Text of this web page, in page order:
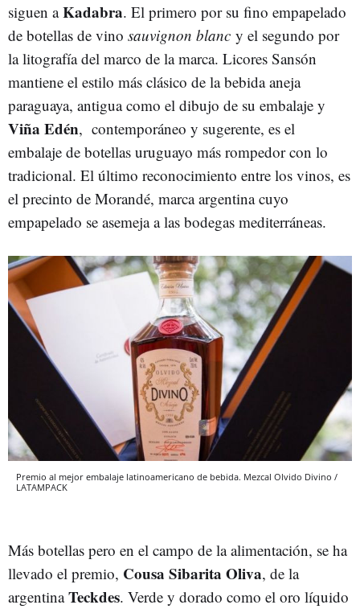
siguen aKadabra. El primero por su fino empapelado
de botellas de vino sauvignon blanc y el segundo por
la litografía del marco de la marca. Licores Sansón
mantiene el estilo más clásico de la bebida aneja
paraguaya, antigua como el dibujo de su embalaje y
Viña Edén, contemporáneo y sugerente, es el
embalaje de botellas uruguayo más rompedor con lo
tradicional. El último reconocimiento entre los vinos, es
el precinto de Morandé, marca argentina cuyo
empapelado se asemeja a las bodegas mediterráneas.
Premio al mejor embalaje latinoamericano de bebida. Mezcal Olvido Divino /
LATAMPACK
Más botellas pero en el campo de la alimentación, se ha
llevado el premio, Cousa Sibarita Oliva, de la
argentinaTeckdes. Verde y dorado como el oro líquido